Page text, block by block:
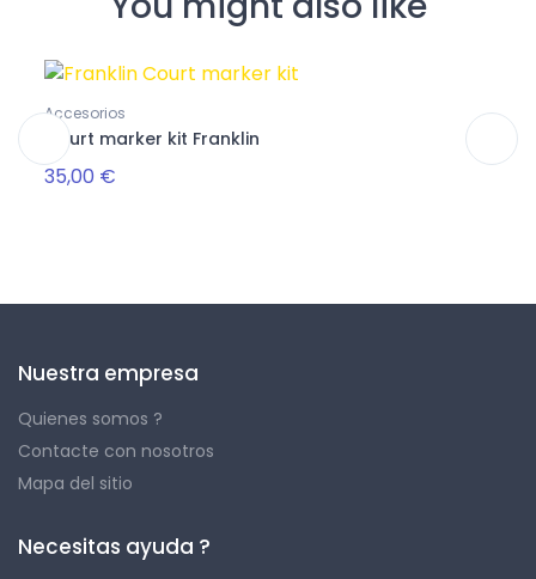
Accesorios
Court marker kit Franklin
35,00 €
Nuestra empresa
Quienes somos ?
Contacte con nosotros
Mapa del sitio
Necesitas ayuda ?